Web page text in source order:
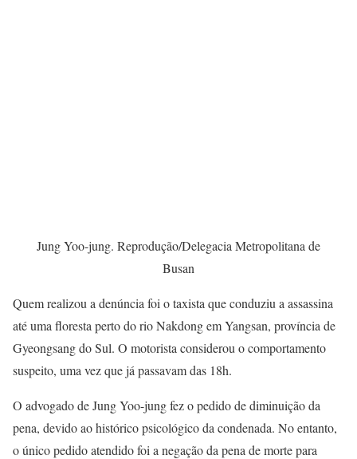
Jung Yoo-jung. Reprodução/Delegacia Metropolitana de
Busan
Quem realizou a denúncia foi o taxista que conduziu a assassina
até uma floresta perto do rio Nakdong em Yangsan, província de
Gyeongsang do Sul. O motorista considerou o comportamento
suspeito, uma vez que já passavam das 18h.
O advogado de Jung Yoo-jung fez o pedido de diminuição da
pena, devido ao histórico psicológico da condenada. No entanto,
o único pedido atendido foi a negação da pena de morte para